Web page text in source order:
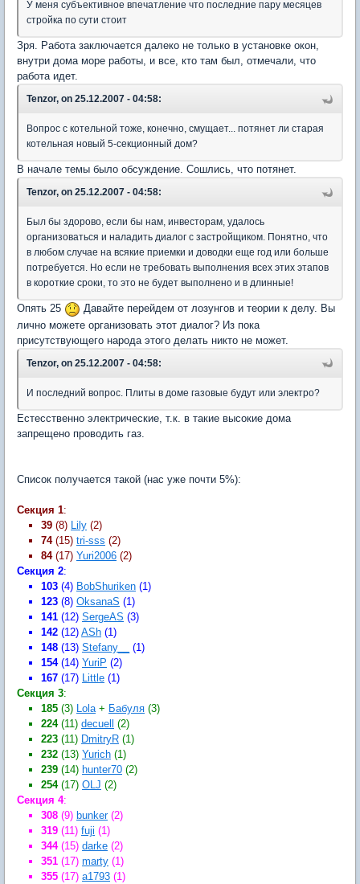
У меня субъективное впечатление что последние пару месяцев
стройка по сути стоит
Зря. Работа заключается далеко не только в установке окон,
внутри дома море работы, и все, кто там был, отмечали, что
работа идет.
Tenzor, on 25.12.2007 - 04:58:
Вопрос с котельной тоже, конечно, смущает... потянет ли старая
котельная новый 5-секционный дом?
В начале темы было обсуждение. Сошлись, что потянет.
Tenzor, on 25.12.2007 - 04:58:
Был бы здорово, если бы нам, инвесторам, удалось
организоваться и наладить диалог с застройщиком. Понятно, что
в любом случае на всякие приемки и доводки еще год или больше
потребуется. Но если не требовать выполнения всех этих этапов
в короткие сроки, то это не будет выполнено и в длинные!
Опять 25
Давайте перейдем от лозунгов и теории к делу. Вы
лично можете организовать этот диалог? Из пока
присутствующего народа этого делать никто не может.
Tenzor, on 25.12.2007 - 04:58:
И последний вопрос. Плиты в доме газовые будут или электро?
Естесственно электрические, т.к. в такие высокие дома
запрещено проводить газ.
Список получается такой (нас уже почти 5%):
Секция 1:
39 (8) Lily (2)
74(15) tri-sss (2)
84(17) Yuri2006 (2)
Секция 2:
103 (4) BobShuriken (1)
123 (8) OksanaS (1)
141 (12) SergeAS (3)
142 (12) ASh (1)
148 (13) Stefany__
(1)
154(14) YuriP (2)
167 (17) Little (1)
Секция 3:
185 (3) Lola + Бабуля (3)
224(11) decuell (2)
223 (11) DmitryR (1)
232 (13) Yurich (1)
239 (14) hunter70 (2)
254(17) OLJ (2)
Секция 4:
308 (9) bunker(2)
319 (11) fuji (1)
344(15) darke (2)
351 (17) marty (1)
355 (17) a1793 (1)